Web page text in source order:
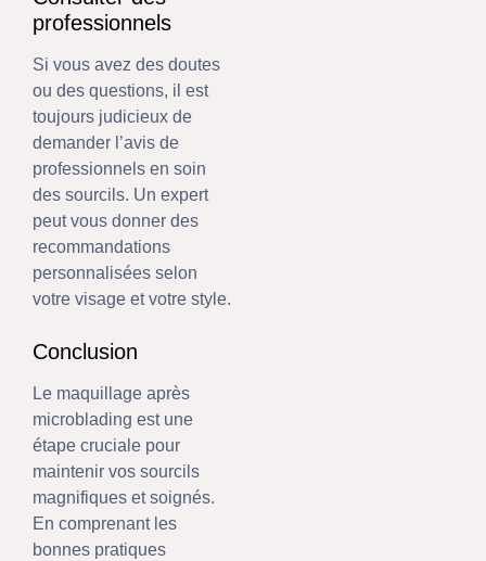
professionnels
Si vous avez des doutes
ou des questions, il est
toujours judicieux de
demander l’avis de
professionnels en soin
des sourcils. Un expert
peut vous donner des
recommandations
personnalisées selon
votre visage et votre style.
Conclusion
Le maquillage après
microblading est une
étape cruciale pour
maintenir vos sourcils
magnifiques et soignés.
En comprenant les
bonnes pratiques